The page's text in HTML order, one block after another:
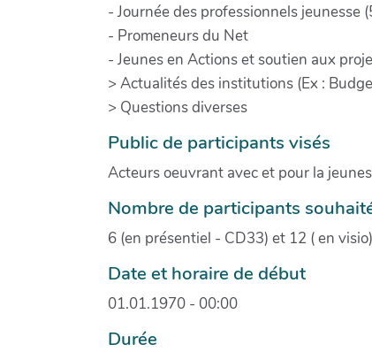
- Journée des professionnels jeunesse
- Promeneurs du Net
- Jeunes en Actions et soutien aux
> Actualités des institutions (Ex :
> Questions diverses
Public de participants visés
Acteurs oeuvrant avec et pour la
Nombre de participants
6 (en présentiel - CD33) et 12 ( en visio)
Date et horaire de début
01.01.1970 - 00:00
Durée